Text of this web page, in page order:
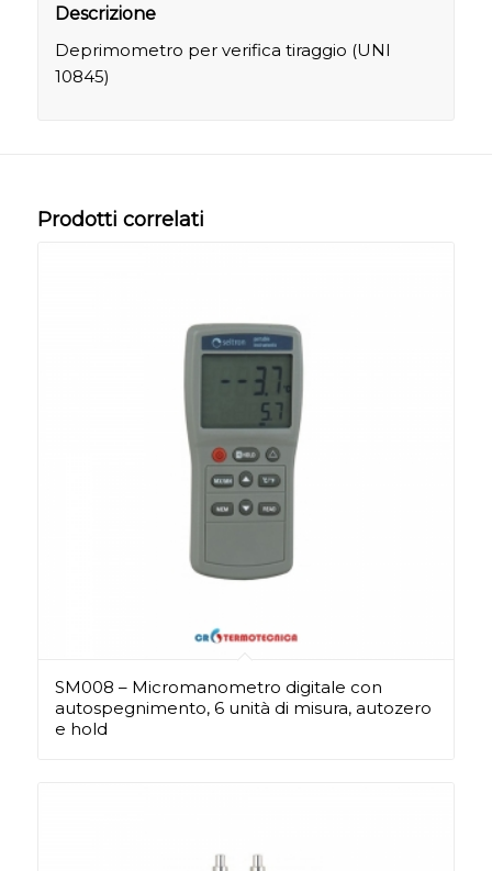
Descrizione
Deprimometro per verifica tiraggio (UNI
10845)
Prodotti correlati
SM008 – Micromanometro digitale con
autospegnimento, 6 unità di misura, autozero
e hold